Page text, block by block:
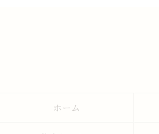
ホーム